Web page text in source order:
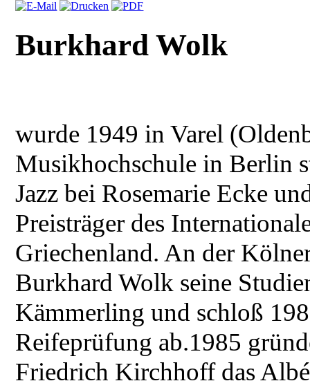
Burkhard Wolk
wurde 1949 in Varel
Musikhochschule in Berlin
Jazz bei Rosemarie Ecke
Preisträger des
Griechenland. An der
Burkhard Wolk seine
Kämmerling und schloß
Reifeprüfung ab.1985
Friedrich Kirchhoff das